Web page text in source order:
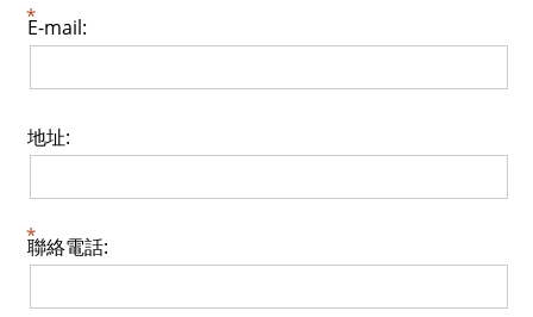
E-mail:
地址:
聯絡電話: